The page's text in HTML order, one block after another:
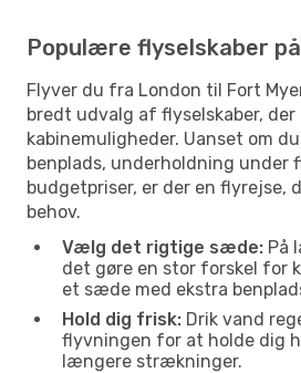
Populære flyselskaber
Flyver du fra London til Fort
bredt udvalg af flyselskaber,
kabinemuligheder. Uanset om
benplads, underholdning under
budgetpriser, er der en flyrejse,
behov.
Vælg det rigtige sæde: På
det gøre en stor forskel for
et sæde med ekstra
Hold dig frisk: Drik vand
flyvningen for at holde dig
længere strækninger.